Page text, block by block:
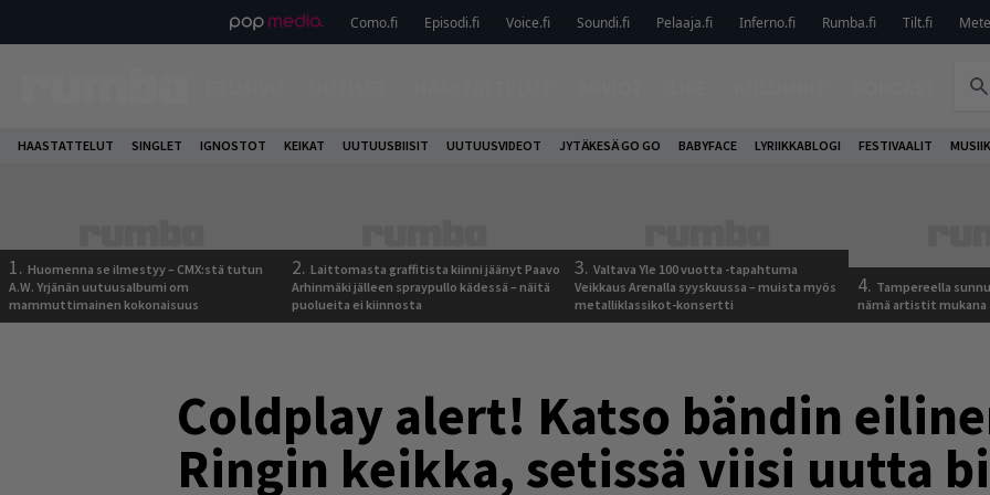
Como.fi Episodi.fi Voice.fi Soundi.fi Pelaaja.fi Inferno.fi Rumba.fi Tilt.fi
HAASTATTELUT SINGLET IGNOSTOT KEIKAT UUTUUSBIISIT UUTUUSVIDEOT JYTÄKESÄ GO GO BABYFACE LYRIIKKABLOGI FESTIVAALIT
1. Huomenna se ilmestyy – CMX:stä tutun
A.W. Yrjänän uutuusalbumi om
mammuttimainen kokonaisuus
2. Laittomasta graffitista kiinni jäänyt Paavo
Arhinmäki jälleen spraypullo kädessä – näitä
puolueita ei kiinnosta
3. Valtava Yle 100 vuotta -tapahtuma
Veikkaus Arenalla syyskuussa – muista myös
metalliklassikot-konsertti
4. Tampereella
nämä artistit mukana
Coldplay alert! Katso bändin
Ringin keikka, setissä viisi uutta